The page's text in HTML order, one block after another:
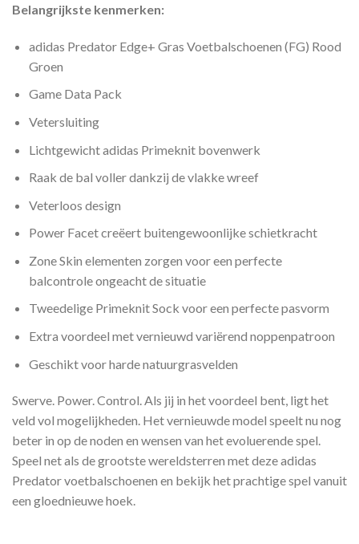
Belangrijkste kenmerken:
adidas Predator Edge+ Gras Voetbalschoenen (FG) Rood
Groen
Game Data Pack
Vetersluiting
Lichtgewicht adidas Primeknit bovenwerk
Raak de bal voller dankzij de vlakke wreef
Veterloos design
Power Facet creëert buitengewoonlijke schietkracht
Zone Skin elementen zorgen voor een perfecte
balcontrole ongeacht de situatie
Tweedelige Primeknit Sock voor een perfecte pasvorm
Extra voordeel met vernieuwd variërend noppenpatroon
Geschikt voor harde natuurgrasvelden
Swerve. Power. Control. Als jij in het voordeel bent, ligt het
veld vol mogelijkheden. Het vernieuwde model speelt nu nog
beter in op de noden en wensen van het evoluerende spel.
Speel net als de grootste wereldsterren met deze adidas
Predator voetbalschoenen en bekijk het prachtige spel vanuit
een gloednieuwe hoek.